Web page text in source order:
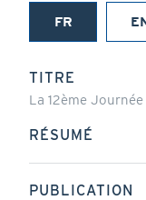
FR
(onglet
TITRE
La 12ème
RÉSUMÉ
PUBLICATION